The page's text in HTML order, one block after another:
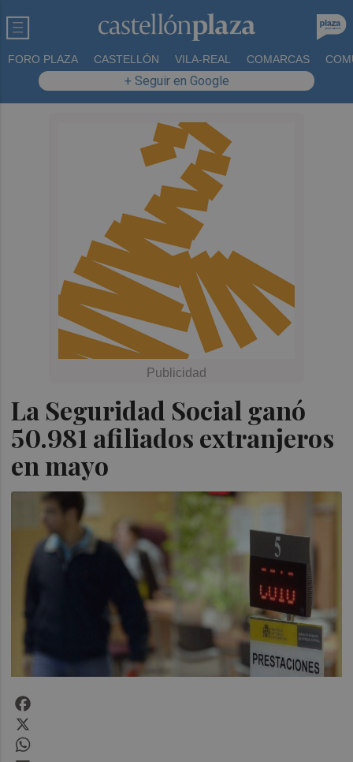
FORO PLAZA CASTELLÓN VILA-REAL COMARCAS
+ Seguir en Google
La Seguridad Social ganó
50.981 afiliados extranjeros
en mayo